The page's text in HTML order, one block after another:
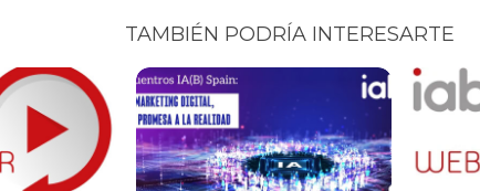
TAMBIÉN PODRÍA INTERESARTE